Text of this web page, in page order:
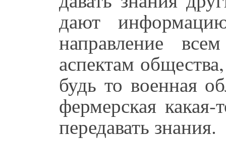
дают
направление
аспектам
будь то военная
фермерская
передавать знания.